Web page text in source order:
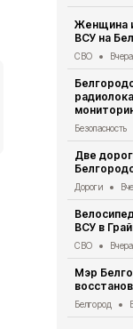
Женщина
ВСУ на
СВО
Безопасность
Две
Дороги
ВСУ в
СВО
Мэр
Белгород